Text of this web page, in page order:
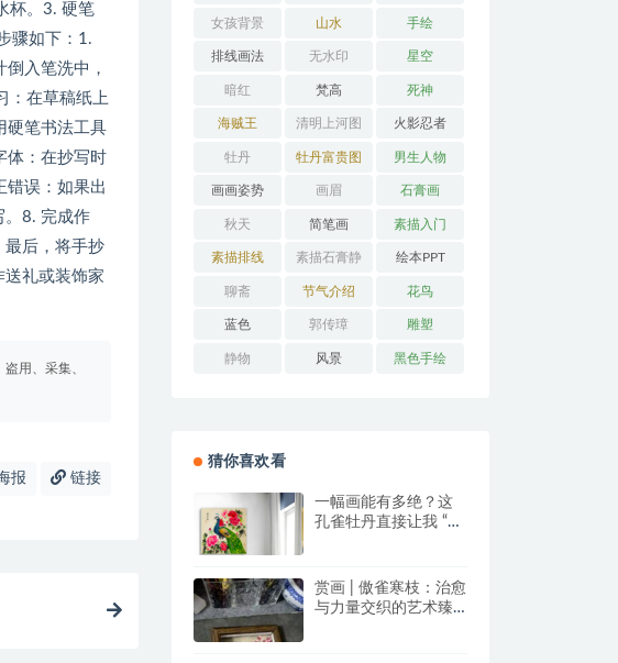
杯。3. 硬笔
骤如下：1.
入笔洗中，
：在草稿纸上
硬笔书法工具
体：在抄写时
错误：如果出
。8. 完成作
最后，将手抄
送礼或装饰家
用、采集、
报 链接
女孩背景 山水 手绘
排线画法 无水印 星空
暗红 梵高 死神
海贼王 清明上河图 火影忍者
牡丹 牡丹富贵图 男生人物
画画姿势 画眉 石膏画
秋天 简笔画 素描入门
素描排线 素描石膏静
物
绘本PPT
聊斋 节气介绍 花鸟
蓝色 郭传璋 雕塑
静物 风景 黑色手绘
猜你喜欢看
一幅画能有多绝？这
孔雀牡丹直接让我 “哇
赏画 | 傲雀寒枝：治愈
与力量交织的艺术臻